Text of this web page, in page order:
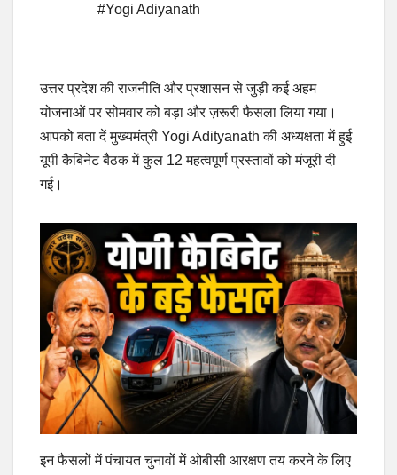
#Yogi Adiyanath
उत्तर प्रदेश की राजनीति और प्रशासन से जुड़ी कई अहम
योजनाओं पर सोमवार को बड़ा और ज़रूरी फैसला लिया गया।
आपको बता दें मुख्यमंत्री Yogi Adityanath की अध्यक्षता में हुई
यूपी कैबिनेट बैठक में कुल 12 महत्वपूर्ण प्रस्तावों को मंजूरी दी
गई।
इन फैसलों में पंचायत चुनावों में ओबीसी आरक्षण तय करने के लिए